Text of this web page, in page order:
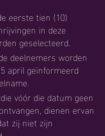
eerste tien (10)
in deze
geselecteerd.
deelnemers worden
april geïnformeerd
vóór die datum geen
dienen ervan
zij niet zijn